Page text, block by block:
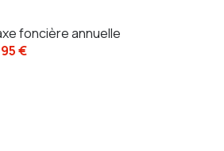
foncière annuelle
€